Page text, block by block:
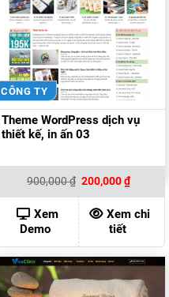
CÔNG TY
Theme WordPress dịch vụ
thiết kế, in ấn 03
900,000₫ Giá
là:
900,000 ₫.
200,000₫Giá
hiện
tại
là:
Xem
Demo
Xem chi
tiết